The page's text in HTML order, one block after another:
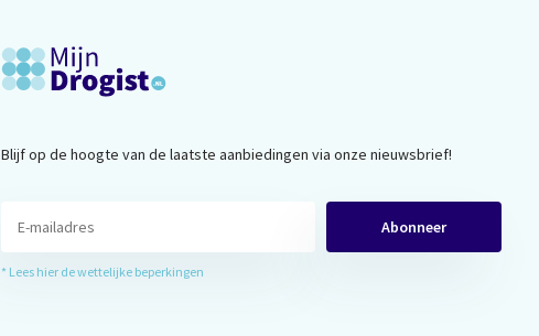
Blijf op de hoogte van de laatste aanbiedingen via onze nieuwsbrief!
Abonneer
* Lees hier de wettelijke beperkingen